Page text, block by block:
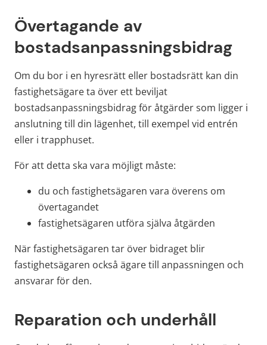
Övertagande av
bostadsanpassningsbidrag
Om du bor i en hyresrätt eller bostadsrätt kan din
fastighetsägare ta över ett beviljat
bostadsanpassningsbidrag för åtgärder som ligger i
anslutning till din lägenhet, till exempel vid entrén
eller i trapphuset.
För att detta ska vara möjligt måste:
du och fastighetsägaren vara överens om
övertagandet
fastighetsägaren utföra själva åtgärden
När fastighetsägaren tar över bidraget blir
fastighetsägaren också ägare till anpassningen och
ansvarar för den.
Reparation och underhåll